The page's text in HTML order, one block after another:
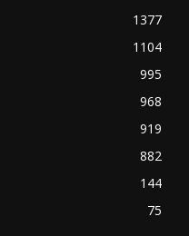
1377
1104
995
968
919
882
144
75